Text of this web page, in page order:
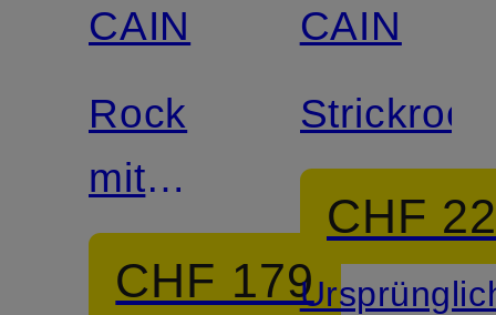
CAIN
Rock
mit
Partien
CHF 179
CAIN
Strickrock
CHF